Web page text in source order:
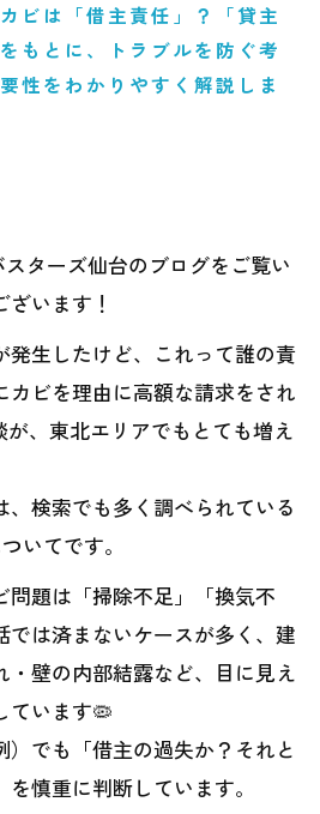
ビは「借主責任」？「貸主
もとに、トラブルを防ぐ考
性をわかりやすく解説しま
ターズ仙台のブログをご覧い
います！
発生したけど、これって誰の責
カビを理由に高額な請求をされ
、東北エリアでもとても増え
、検索でも多く調べられている
いてです。
問題は「掃除不足」「換気不
では済まないケースが多く、建
・壁の内部結露など、目に見え
ています🦠
）でも「借主の過失か？それと
慎重に判断しています。